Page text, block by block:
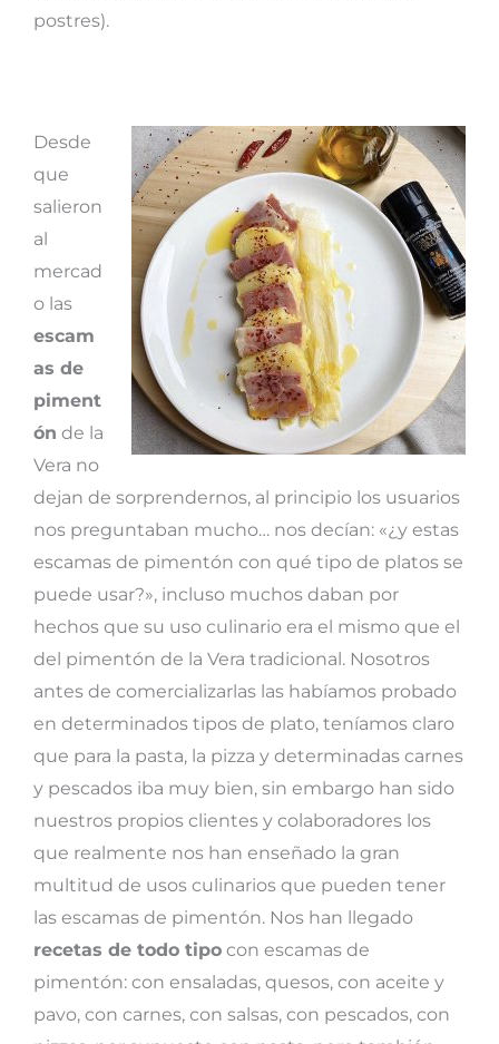
postres).
Desde
que
salieron
al
mercad
o las
escam
as de
piment
ón de la
Vera no
dejan de sorprendernos, al principio los usuarios
nos preguntaban mucho… nos decían: «¿y estas
escamas de pimentón con qué tipo de platos se
puede usar?», incluso muchos daban por
hechos que su uso culinario era el mismo que el
del pimentón de la Vera tradicional. Nosotros
antes de comercializarlas las habíamos probado
en determinados tipos de plato, teníamos claro
que para la pasta, la pizza y determinadas carnes
y pescados iba muy bien, sin embargo han sido
nuestros propios clientes y colaboradores los
que realmente nos han enseñado la gran
multitud de usos culinarios que pueden tener
las escamas de pimentón. Nos han llegado
recetas de todo tipo con escamas de
pimentón: con ensaladas, quesos, con aceite y
pavo, con carnes, con salsas, con pescados, con